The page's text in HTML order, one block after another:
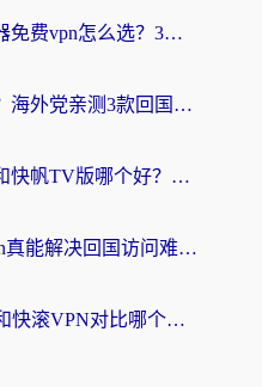
海外党必看：加速器免费vpn怎么选？3步教你无缝访问国内资源
穿梭和巨鲸哪个好？海外党亲测3款回国加速器，教你避开90%的坑
海外党必看：斧牛和快帆TV版哪个好？3分钟选对回国加速器，无缝刷B站、追热剧
海外党必看：yy vpn真能解决回国访问难题？附云极initap测评+免费方案对比
穿梭VPN好用吗？和快滚VPN对比哪个回国效果更好？海外党选回国加速器必看指南